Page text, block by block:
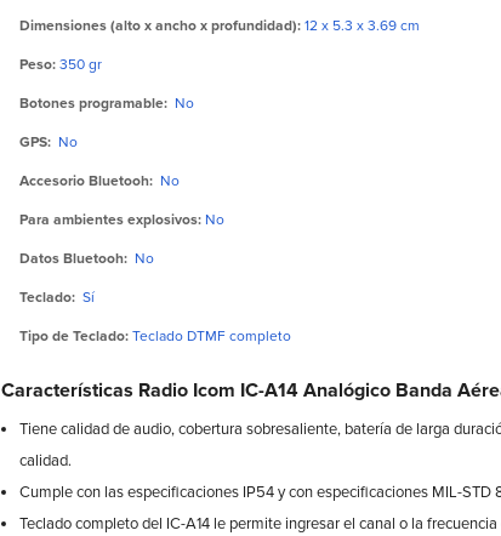
Dimensiones (alto x ancho x profundidad): 12 x 5.3 x 3.69 cm
Peso: 350 gr
Botones programable: No
GPS: No
Accesorio Bluetooh: No
Para ambientes explosivos: No
Datos Bluetooh: No
Teclado: Sí
Tipo de Teclado: Teclado DTMF completo
Características Radio Icom IC-A14 Analógico Banda
Tiene calidad de audio, cobertura sobresaliente, batería de larga
calidad.
Cumple con las especificaciones IP54 y con especificaciones MIL-STD
Teclado completo del IC-A14 le permite ingresar el canal o la